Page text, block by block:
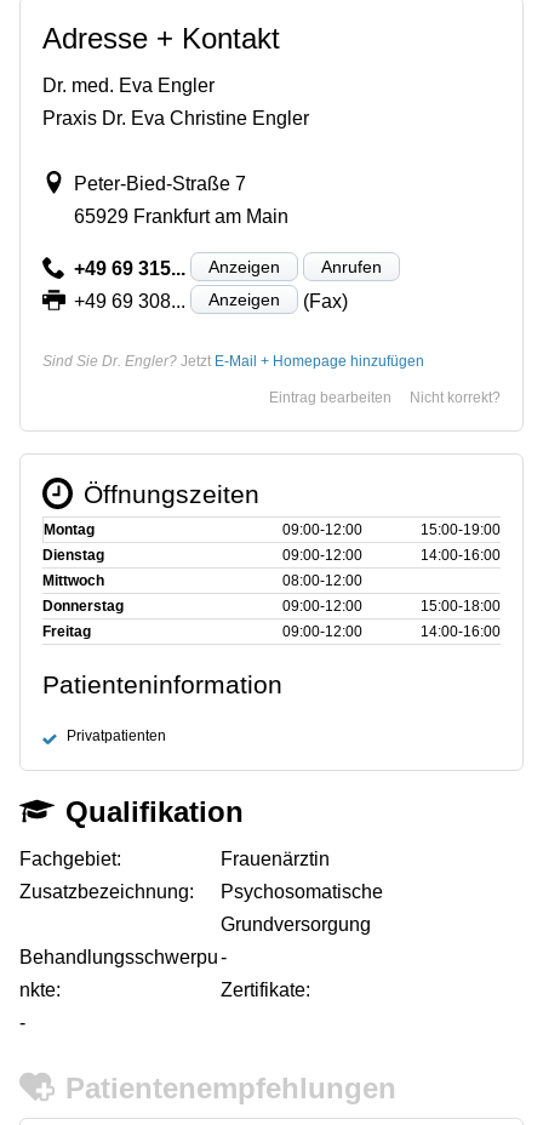
Adresse + Kontakt
Dr. med. Eva Engler
Praxis Dr. Eva Christine Engler
Peter-Bied-Straße 7
65929 Frankfurt am Main
+49 69 315... Anzeigen Anrufen
+49 69 308... Anzeigen (Fax)
Sind Sie Dr. Engler? Jetzt E-Mail + Homepage hinzufügen
Nicht korrekt?
Eintrag bearbeiten
Öffnungszeiten
Montag 09:00‑12:00
15:00‑19:00
Dienstag
09:00‑12:00
14:00‑16:00
Mittwoch
08:00‑12:00
Donnerstag
09:00‑12:00
15:00‑18:00
Freitag
09:00‑12:00 14:00‑16:00
Patienteninformation
Privatpatienten
Qualifikation
Fachgebiet:
Frauenärztin
Zusatzbezeichnung:
Psychosomatische
Grundversorgung
Behandlungsschwerpu
nkte:
-
Zertifikate:
-
Patientenempfehlungen